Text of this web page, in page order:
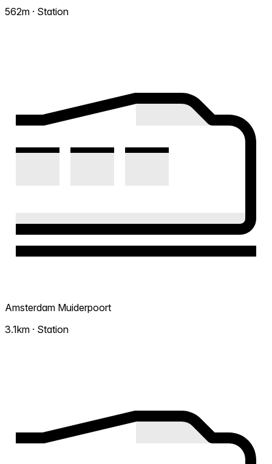
562m · Station
Amsterdam Muiderpoort
3.1km · Station